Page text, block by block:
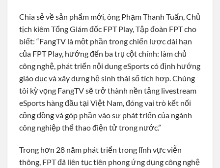
Chia sẻ về sản phẩm mới, ông Phạm Thanh Tuấn, Chủ
tịch kiêm Tổng Giám đốc FPT Play, Tập đoàn FPT cho
biết: “FangTV là một phần trong chiến lược dài hạn
của FPT Play, hướng đến ba trụ cột chính: làm chủ
công nghệ, phát triển nội dung eSports có định hướng
giáo dục và xây dựng hệ sinh thái số tích hợp. Chúng
tôi kỳ vọng FangTV sẽ trở thành nền tảng livestream
eSports hàng đầu tại Việt Nam, đóng vai trò kết nối
cộng đồng và góp phần vào sự phát triển của ngành
công nghiệp thể thao điện tử trong nước.”
Trong hơn 28 năm phát triển trong lĩnh vực viễn
thông, FPT đã liên tục tiên phong ứng dụng công nghệ